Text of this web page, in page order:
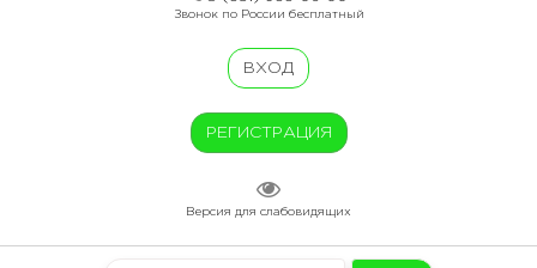
Звонок по России бесплатный
ВХОД
РЕГИСТРАЦИЯ
Версия для слабовидящих